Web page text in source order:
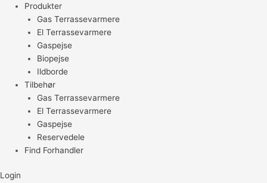
Produkter
Gas Terrassevarmere
El Terrassevarmere
Gaspejse
Biopejse
Ildborde
Tilbehør
Gas Terrassevarmere
El Terrassevarmere
Gaspejse
Reservedele
Find Forhandler
Login